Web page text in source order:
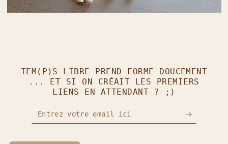
TEM(P)S LIBRE PREND FORME DOUCEMENT
... ET SI ON CRÉAIT LES PREMIERS
LIENS EN ATTENDANT ? ;)
Entrez votre email ici